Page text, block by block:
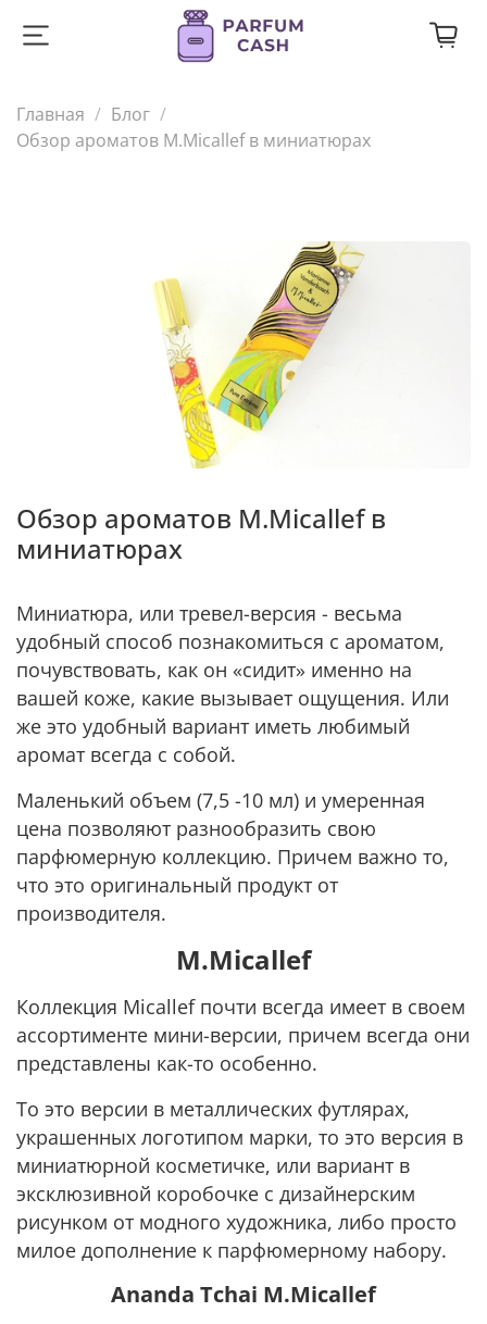
Главная
Блог
Обзор ароматов M.Micallef в миниатюрах
Обзор ароматов M.Micallef в
миниатюрах
Миниатюра, или тревел-версия - весьма
удобный способ познакомиться с ароматом,
почувствовать, как он «сидит» именно на
вашей коже, какие вызывает ощущения. Или
же это удобный вариант иметь любимый
аромат всегда с собой.
Маленький объем (7,5 -10 мл) и умеренная
цена позволяют разнообразить свою
парфюмерную коллекцию. Причем важно то,
что это оригинальный продукт от
производителя.
M.Micallef
Коллекция Micallef почти всегда имеет в своем
ассортименте мини-версии, причем всегда они
представлены как-то особенно.
То это версии в металлических футлярах,
украшенных логотипом марки, то это версия в
миниатюрной косметичке, или вариант в
эксклюзивной коробочке с дизайнерским
рисунком от модного художника, либо просто
милое дополнение к парфюмерному набору.
Ananda Tchai M.Micallef